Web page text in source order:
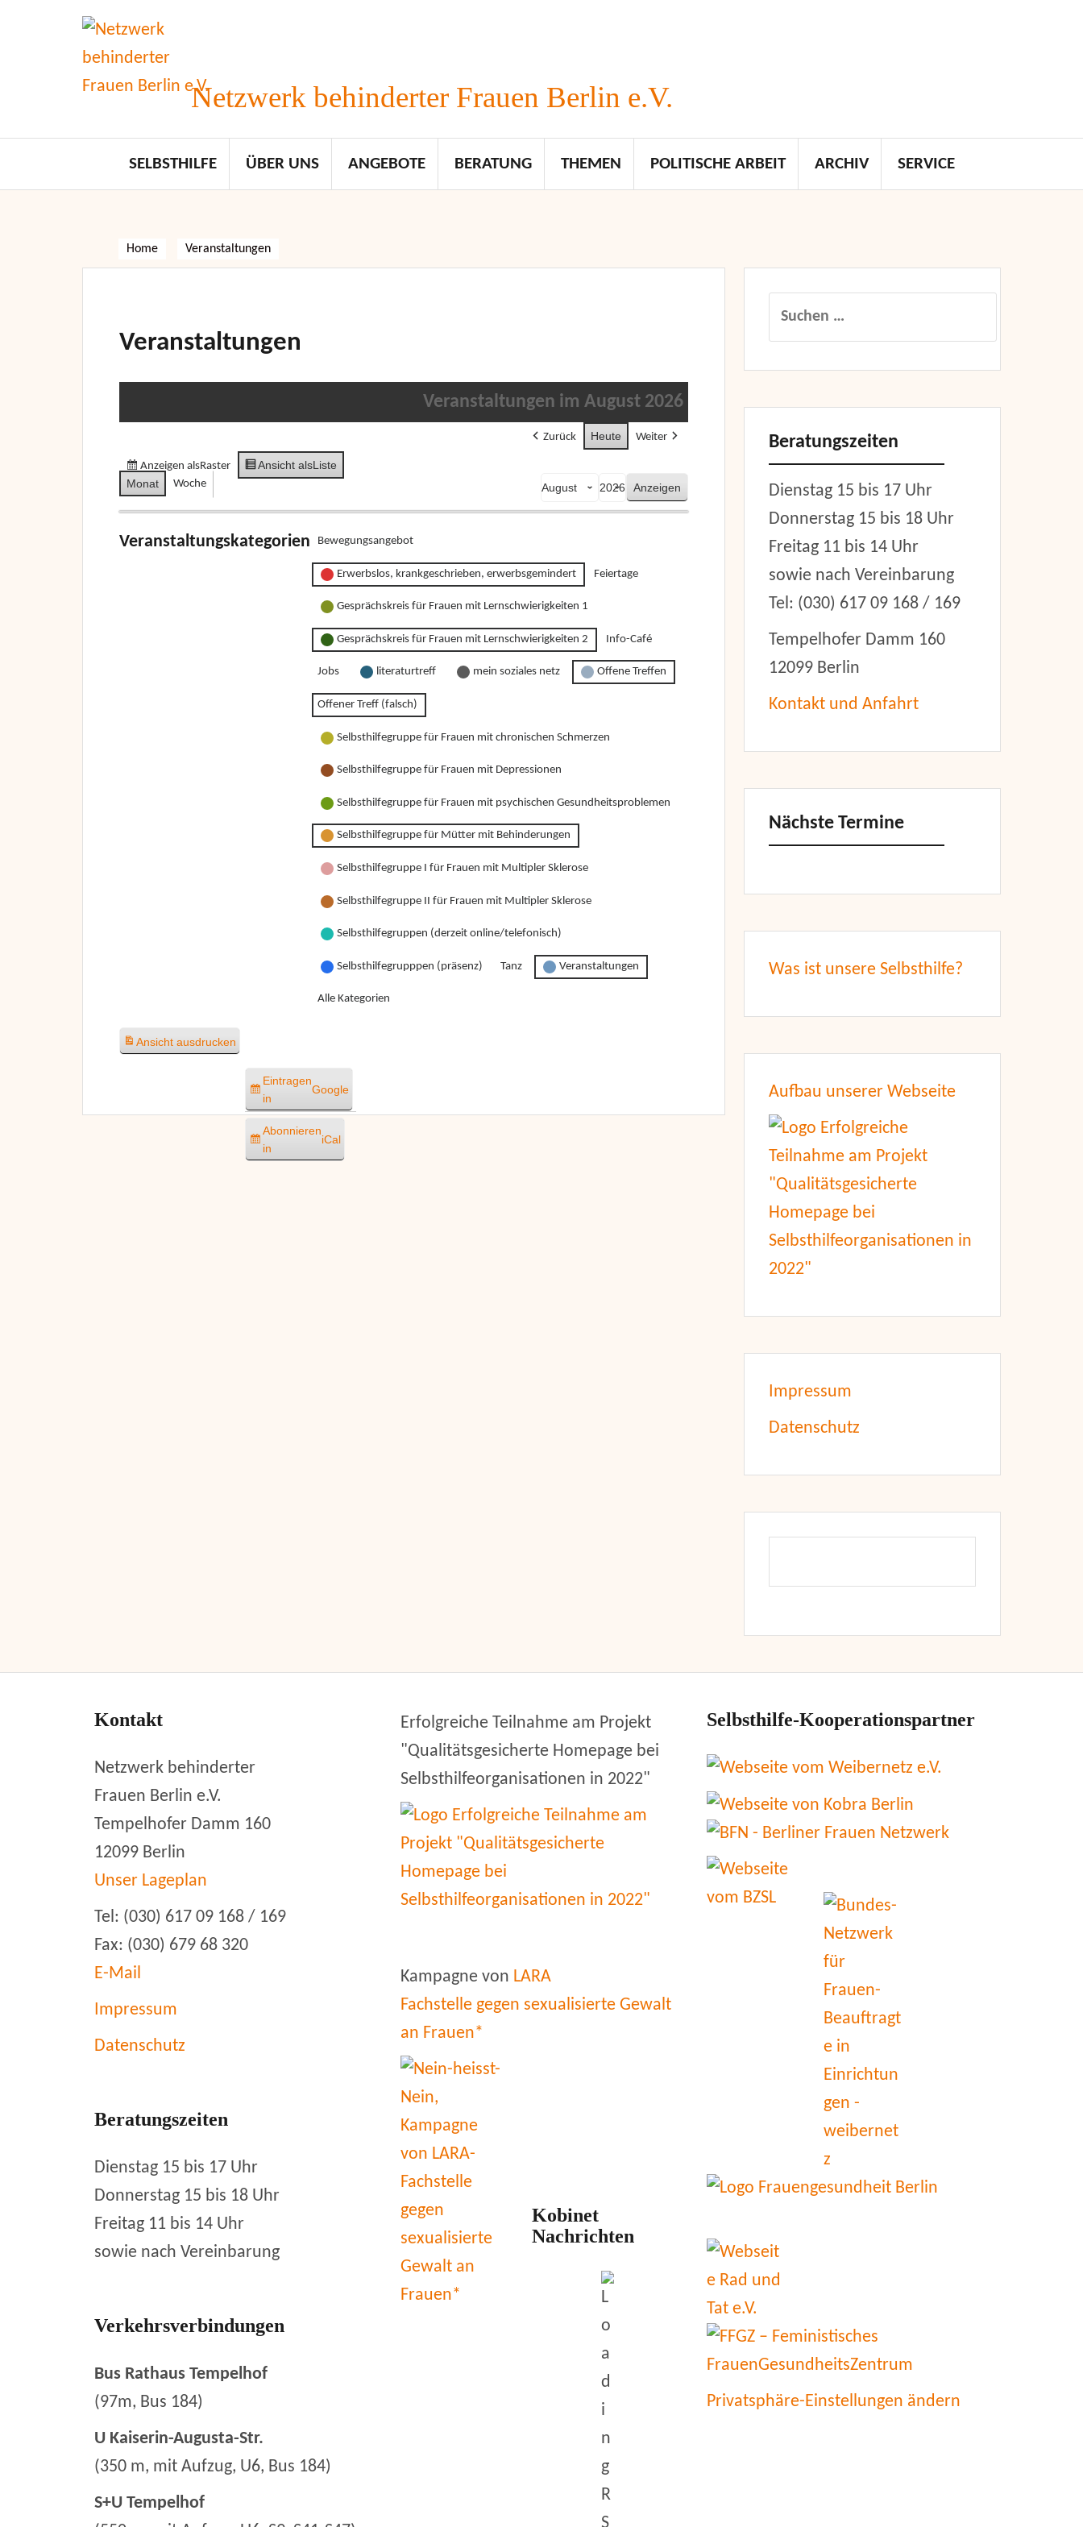
Netzwerk behinderter Frauen Berlin e.V.
SELBSTHILFE ÜBER UNS ANGEBOTE BERATUNG THEMEN POLITISCHE ARBEIT ARCHIV SERVICE
Home Veranstaltungen
Veranstaltungen
Veranstaltungen im August 2026
Anzeigen alsRaster Ansicht alsListe
Monat
Woche
Zurück Heute Weiter
Veranstaltungskategorien Bewegungsangebot
Erwerbslos, krankgeschrieben, erwerbsgemindert Feiertage
Gesprächskreis für Frauen mit Lernschwierigkeiten 1
Gesprächskreis für Frauen mit Lernschwierigkeiten 2 Info-Café
Jobs literaturtreff mein soziales netz Offene Treffen
Offener Treff (falsch)
Selbsthilfegruppe für Frauen mit chronischen Schmerzen
Selbsthilfegruppe für Frauen mit Depressionen
Selbsthilfegruppe für Frauen mit psychischen Gesundheitsproblemen
Selbsthilfegruppe für Mütter mit Behinderungen
Selbsthilfegruppe I für Frauen mit Multipler Sklerose
Selbsthilfegruppe II für Frauen mit Multipler Sklerose
Selbsthilfegruppen (derzeit online/telefonisch)
Selbsthilfegrupppen (präsenz) Tanz Veranstaltungen
Alle Kategorien
Ansicht ausdrucken
Eintragen
in
Google
Abonnieren
in
iCal
Suchen
Beratungszeiten
Dienstag 15 bis 17 Uhr
Donnerstag 15 bis 18 Uhr
Freitag 11 bis 14 Uhr
sowie nach Vereinbarung
Tel: (030) 617 09 168 / 169
Tempelhofer Damm 160
12099 Berlin
Kontakt und Anfahrt
Nächste Termine
Was ist unsere Selbsthilfe?
Aufbau unserer Webseite
Impressum
Datenschutz
Kontakt
Netzwerk behinderter
Frauen Berlin e.V.
Tempelhofer Damm 160
12099 Berlin
Unser Lageplan
Tel: (030) 617 09 168 / 169
Fax: (030) 679 68 320
E-Mail
Impressum
Datenschutz
Beratungszeiten
Dienstag 15 bis 17 Uhr
Donnerstag 15 bis 18 Uhr
Freitag 11 bis 14 Uhr
sowie nach Vereinbarung
Verkehrsverbindungen
Bus Rathaus Tempelhof
(97m, Bus 184)
U Kaiserin-Augusta-Str.
(350 m, mit Aufzug, U6, Bus 184)
S+U Tempelhof
Erfolgreiche Teilnahme am Projekt
"Qualitätsgesicherte Homepage bei
Selbsthilfeorganisationen in 2022"
Kampagne von LARA
Fachstelle gegen sexualisierte Gewalt
an Frauen*
Kobinet
Nachrichten
Selbsthilfe-Kooperationspartner
Privatsphäre-Einstellungen ändern